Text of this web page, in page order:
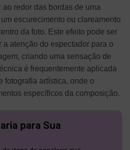
redor das bordas de uma
escurecimento ou clareamento
da foto. Este efeito pode ser
atenção do espectador para o
criando uma sensação de
é frequentemente aplicada
fotografia artística, onde o
específicos da composição.
para Sua